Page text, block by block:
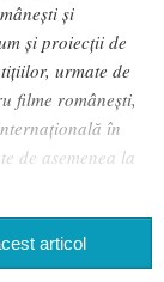
și
și proiecții de
urmate de
filme românești,
în
de asemenea la
articol